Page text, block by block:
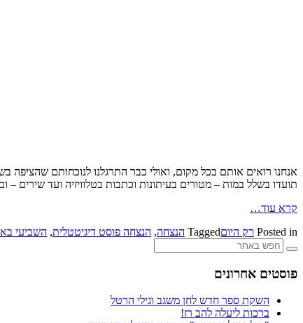
אנחנו רואים אותם בכל מקום, ואולי כבר התרגלנו לנוכחותם
תועדו בשלל במות – מטורים בעיתונות וכתבות בטלוויזיה ועד שירים
קרא עוד…
Posted in רק היוםTagged הנצחה, הנצחה פוסט דיגיטטלית, השביעי
פוסטים אחרונים
השקת ספר חדש לחן משגב וגילי הרטל
ברכות ליעלה להב רז!